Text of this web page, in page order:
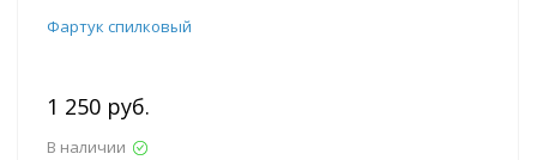
Фартук спилковый
1 250 руб.
В наличии